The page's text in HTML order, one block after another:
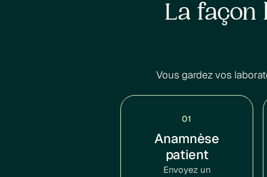
La façon
Vous gardez vos
01
Anamnèse
patient
Envoyez un